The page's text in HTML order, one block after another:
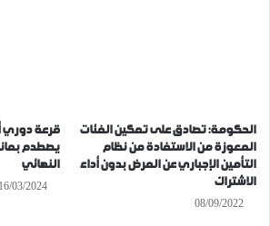
الحكومة: تصادق على تمكين الفئات
المعوزة من الاستفادة من نظام
التأمين الإجباري عن المرض بدون أداء
الاشتراك
08/09/2022
قرعة دوري
يصطدم
النهائي
16/03/2024